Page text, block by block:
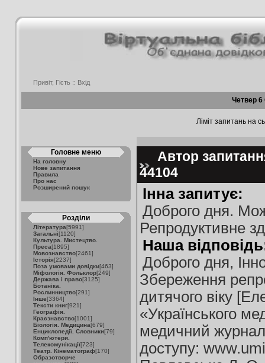
Привіт, Гість :: Вхід
Четвер 6
Ліміт запитань на
Головне меню
На головну
Нове запитання
Правила
Про нас
Розширений пошук
Розділи
Література[5991]
Загальні[1120]
Культура. Мистецтво.
Преса[1895]
Мовознавство[2461]
Історія[2237]
Поза умовами довідки[463]
Міфологія. Фольклор[249]
Держава і право[3125]
Ботаніка.
Рослинництво[291]
Інше[3364]
Тексти книг[921]
Географія.
Краєзнавство[1001]
Біологія. Медицина[679]
Енциклопедії. Словники[79]
Комп'ютери.
Телекомунікації[723]
Театр. Кінематограф[170]
Образотворче
Автор
44104
Інна запитує:
Доброго дня.
Репродуктивне
Наша
Доброго дня,
Збереження
дитячого віку
«Українського
медичний
доступу: